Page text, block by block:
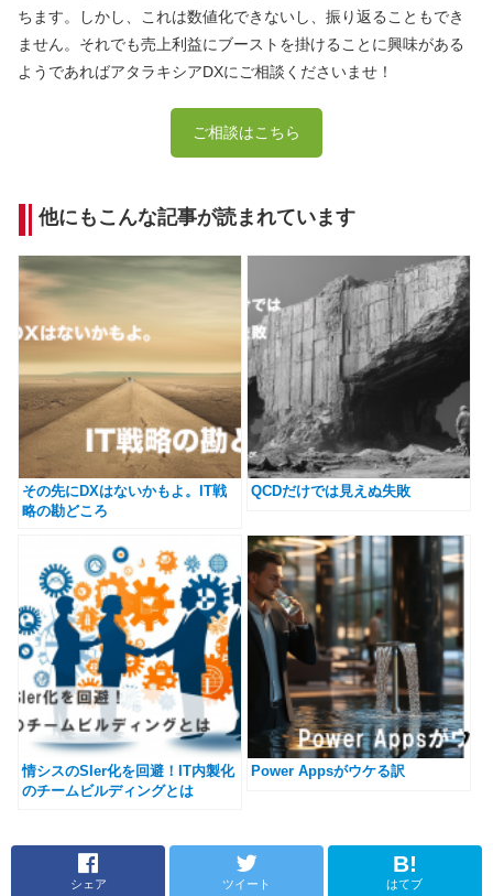
ちます。しかし、これは数値化できないし、振り返ることもでき
ません。それでも売上利益にブーストを掛けることに興味がある
ようであればアタラキシアDXにご相談くださいませ！
ご相談はこちら
他にもこんな記事が読まれています
その先にDXはないかもよ。IT戦
略の勘どころ
QCDだけでは見えぬ失敗
情シスのSIer化を回避！IT内製化
のチームビルディングとは
Power Appsがウケる訳
シェア ツイート はてブ